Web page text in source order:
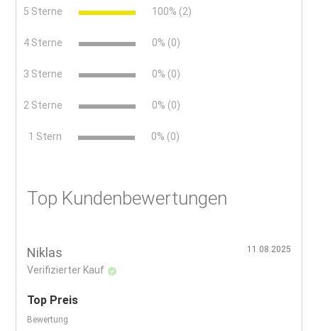
5 Sterne 100% (2)
4 Sterne 0% (0)
3 Sterne 0% (0)
2 Sterne 0% (0)
1 Stern 0% (0)
Top Kundenbewertungen
Niklas
Verifizierter Kauf
11.08.2025
Top Preis
Bewertung